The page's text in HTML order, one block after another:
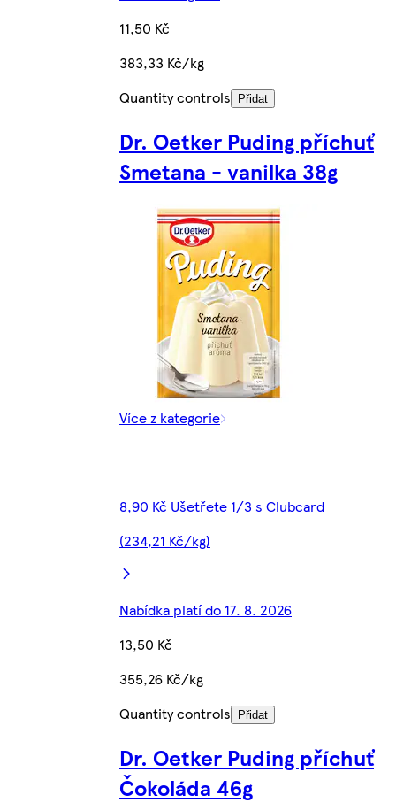
11,50 Kč
383,33 Kč/kg
Quantity controls
Přidat
Dr. Oetker Puding příchuť
Smetana - vanilka 38g
Více z kategorie
8,90 Kč Ušetřete 1/3 s Clubcard
(234,21 Kč/kg)
Nabídka platí do 17. 8. 2026
13,50 Kč
355,26 Kč/kg
Quantity controls
Přidat
Dr. Oetker Puding příchuť
Čokoláda 46g